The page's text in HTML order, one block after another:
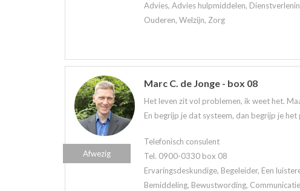
Advies, Advies hulpmiddelen,
Ouderen, Welzijn, Zorg
Marc C. de Jonge - box 08
Het leven zit vol problemen, ik weet het.
En begrijp je dat systeem, dan begrijp je
Telefonisch consulent
Tel. 0900-0330 box 08
Ervaringsdeskundige, Begeleider, Een
Bemiddeling, Bewustwording,
Afwezig